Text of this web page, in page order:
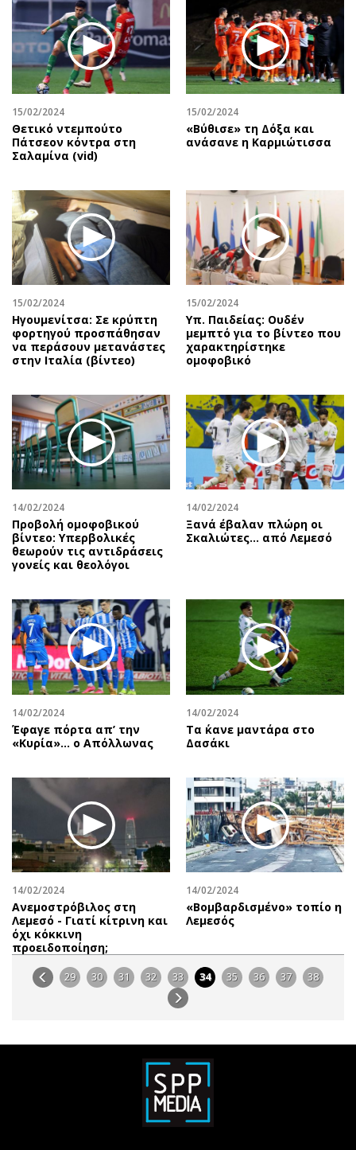
15/02/2024
Θετικό ντεμπούτο
Πάτσεον κόντρα στη
Σαλαμίνα (vid)
15/02/2024
«Βύθισε» τη Δόξα και
ανάσανε η Καρμιώτισσα
15/02/2024
Ηγουμενίτσα: Σε κρύπτη
φορτηγού προσπάθησαν
να περάσουν μετανάστες
στην Ιταλία (βίντεο)
15/02/2024
Υπ. Παιδείας: Ουδέν
μεμπτό για το βίντεο που
χαρακτηρίστηκε
ομοφοβικό
14/02/2024
Προβολή ομοφοβικού
βίντεο: Υπερβολικές
θεωρούν τις αντιδράσεις
γονείς και θεολόγοι
14/02/2024
Ξανά έβαλαν πλώρη οι
Σκαλιώτες… από Λεμεσό
14/02/2024
Έφαγε πόρτα απ’ την
«Κυρία»… ο Απόλλωνας
14/02/2024
Τα ΄κανε μαντάρα στο
Δασάκι
14/02/2024
Ανεμοστρόβιλος στη
Λεμεσό - Γιατί κίτρινη και
όχι κόκκινη
προειδοποίηση;
14/02/2024
«Βομβαρδισμένο» τοπίο η
Λεμεσός
29 30 31 32 33 34 35 36 37 38